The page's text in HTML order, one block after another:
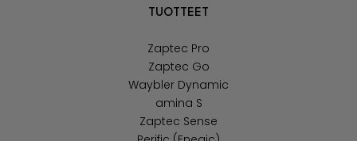
TUOTTEET
Zaptec Pro
Zaptec Go
Waybler Dynamic
amina S
Zaptec Sense